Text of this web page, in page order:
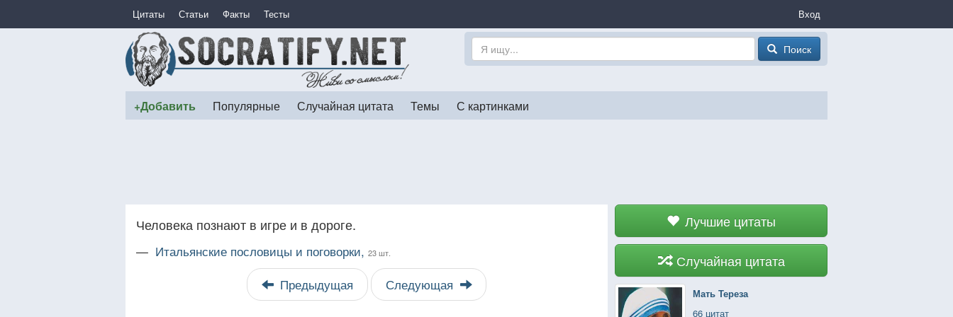
Цитаты Статьи Факты Тесты Вход
Поиск
+Добавить Популярные Случайная цитата Темы С картинками
Лучшие цитаты
Случайная цитата
Мать Тереза
66 цитат
Человека познают в игре и в дороге.
— Итальянские пословицы и поговорки, 23 шт.
Предыдущая Следующая